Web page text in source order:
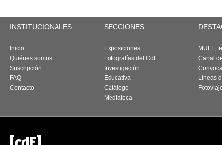
INSTITUCIONALES SECCIONES
Inicio
Quiénes somos
Suscripción
FAQ
Contacto
Exposiciones
Fotografías del CdF
Investigación
Educativa
Catálogo
Mediateca
MUFF,
Canal
Líneas